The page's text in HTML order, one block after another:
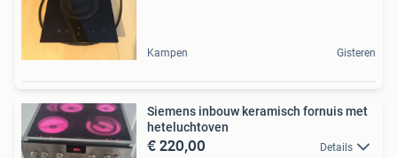
Kampen Gisteren
Siemens inbouw keramisch fornuis met
heteluchtoven
€ 220,00 Details